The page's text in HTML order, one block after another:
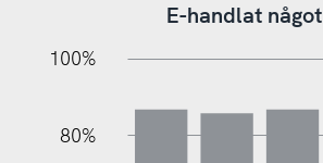
E-handlat något
80%
100%